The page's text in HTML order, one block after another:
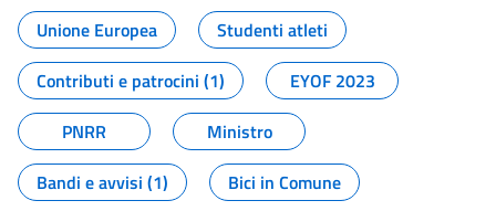
Unione Europea
Studenti atleti
Contributi e patrocini (1)
EYOF 2023
PNRR
Ministro
Bandi e avvisi (1)
Bici in Comune